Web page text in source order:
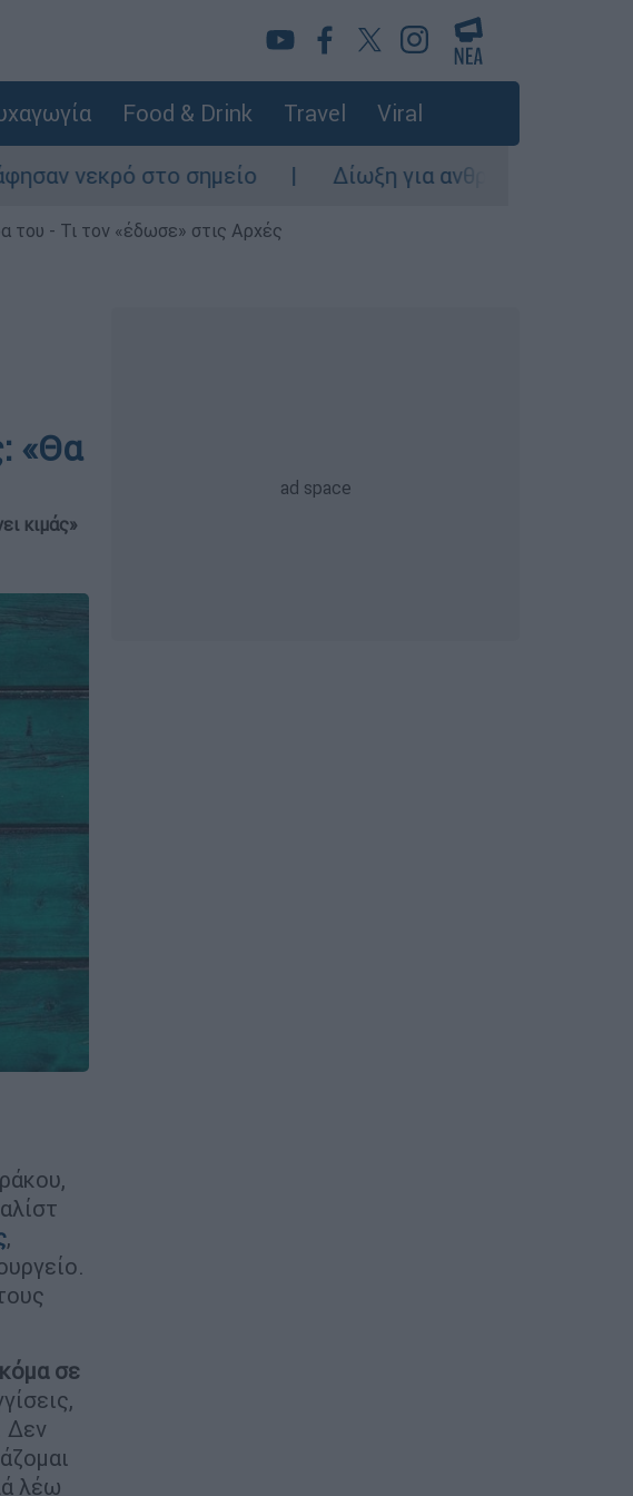
Food & Drink Travel Viral
σημείο Δίωξη για ανθρωποκτονία από πρόθεση
του - Τι τον «έδωσε» στις Αρχές
«Θα
κιμάς»
,
σε
Δεν
λέω